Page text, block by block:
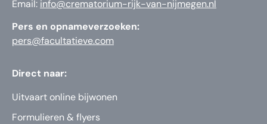
Email: info@crematorium-rijk-van-nijmegen.nl
Pers en opnameverzoeken:
pers@facultatieve.com
Direct naar:
Uitvaart online bijwonen
Formulieren & flyers